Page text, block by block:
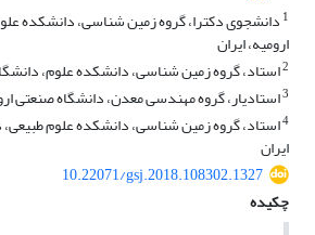
1 دانشجوی دکترا، گروه زمین شناسی، دانشکده
ارومیه، ایران
2استاد، گروه زمین شناسی، دانشکده علوم،
3استادیار، گروه مهندسی معدن، دانشگاه صنعتی
4استاد، گروه زمین شناسی، دانشکده علوم طبیعی،
ایران
10.22071/gsj.2018.108302.1327
چکیده